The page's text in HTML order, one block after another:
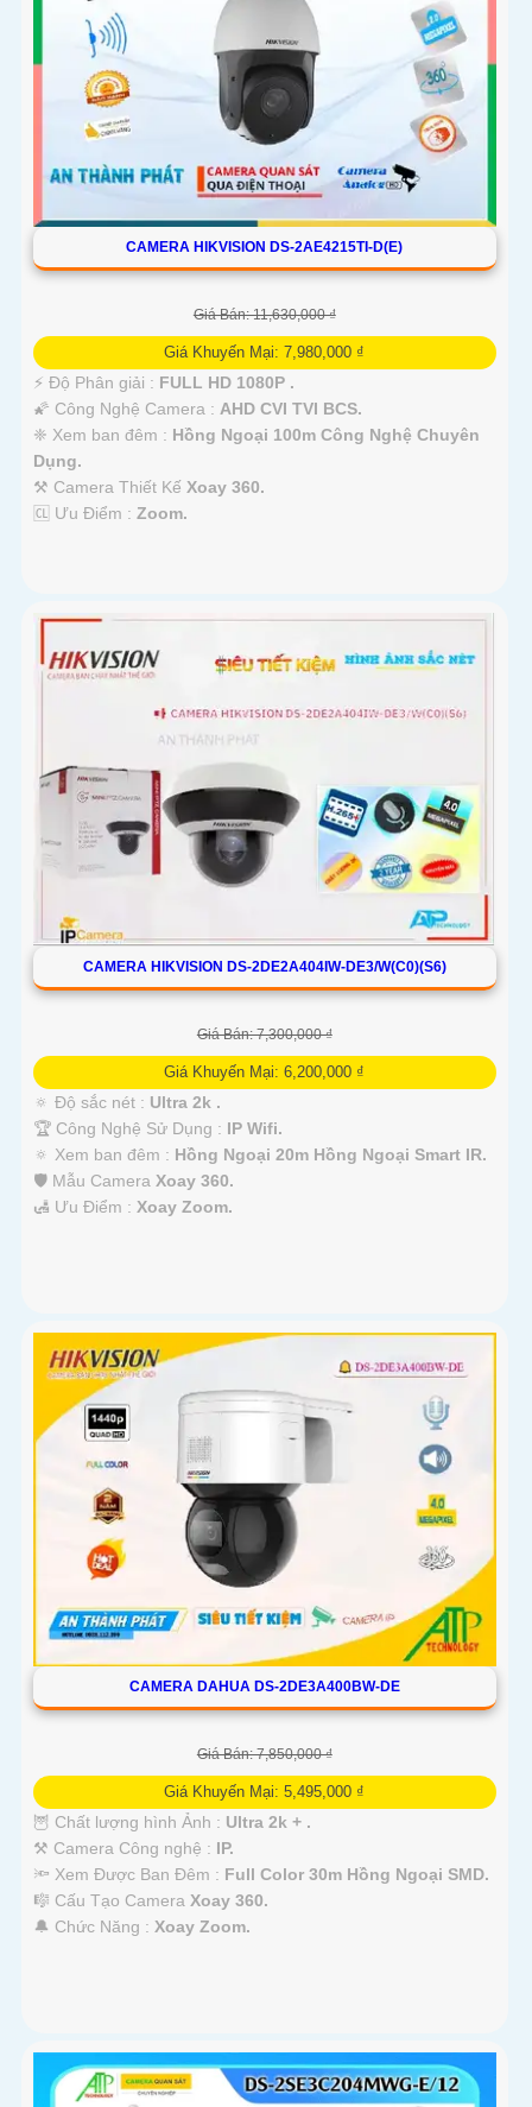
CAMERA HIKVISION DS-2AE4215TI-D(E)
Giá Bán: 11,630,000 ₫
Giá Khuyến Mại: 7,980,000 ₫
️⚡ Độ Phân giải : FULL HD 1080P .
🌠 Công Nghệ Camera : AHD CVI TVI BCS.
❈ Xem ban đêm : Hồng Ngoại 100m Công Nghệ Chuyên
Dụng.
⚒ Camera Thiết Kế Xoay 360.
️🆑 Ưu Điểm : Zoom.
CAMERA HIKVISION DS-2DE2A404IW-DE3/W(C0)(S6)
Giá Bán: 7,300,000 ₫
Giá Khuyến Mại: 6,200,000 ₫
🔅 Độ sắc nét : Ultra 2k .
🏆 Công Nghệ Sử Dụng : IP Wifi.
🔅 Xem ban đêm : Hồng Ngoại 20m Hồng Ngoại Smart IR.
🛡 Mẫu Camera Xoay 360.
️🛃 Ưu Điểm : Xoay Zoom.
CAMERA DAHUA DS-2DE3A400BW-DE
Giá Bán: 7,850,000 ₫
Giá Khuyến Mại: 5,495,000 ₫
🦉 Chất lượng hình Ảnh : Ultra 2k + .
⚒ Camera Công nghệ : IP.
🔦 Xem Được Ban Đêm : Full Color 30m Hồng Ngoại SMD.
🎼️ Cấu Tạo Camera Xoay 360.
️🔔 Chức Năng : Xoay Zoom.